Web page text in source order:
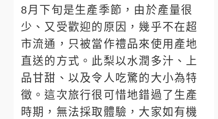
8月下旬是生產季節，由於產量很
少、又受歡迎的原因，幾乎不在超
市流通，只被當作禮品來使用產地
直送的方式。此梨以水潤多汁、上
品甘甜、以及令人吃驚的大小為特
徵。這次旅行很可惜地錯過了生產
時期，無法採取體驗，大家如有機